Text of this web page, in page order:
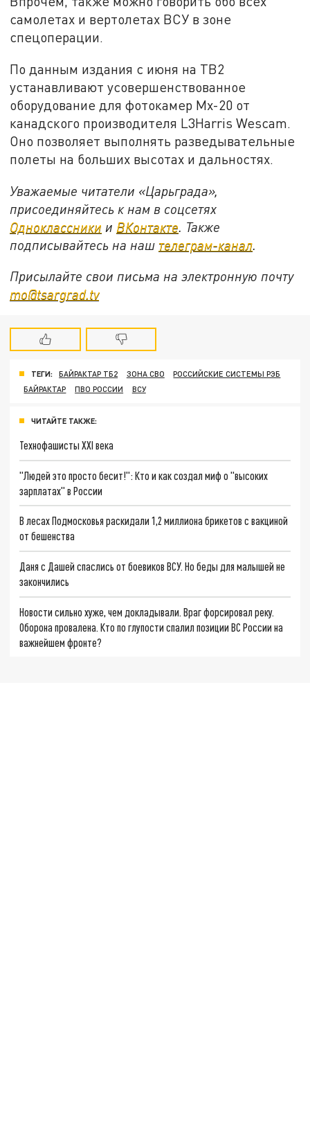
самолетах и вертолетах ВСУ в зоне
спецоперации.
По данным издания с июня на TB2
устанавливают усовершенствованное
оборудование для фотокамер Mx-20 от
канадского производителя L3Harris Wescam.
Оно позволяет выполнять разведывательные
полеты на больших высотах и дальностях.
Уважаемые читатели «Царьграда»,
присоединяйтесь к нам в соцсетях
Одноклассники и ВКонтакте . Также
подписывайтесь на наш телеграм-канал
Присылайте свои письма на электронную почту
mo@tsargrad.tv
ТЕГИ: БАЙРАКТАР ТБ2 ЗОНА СВО
РОССИЙСКИЕ СИСТЕМЫ РЭБ
БАЙРАКТАР
ПВО РОССИИ ВСУ
ЧИТАЙТЕ ТАКЖЕ:
Технофашисты XXI века
"Людей это просто бесит!": Кто и как создал миф о "высоких
зарплатах" в России
В лесах Подмосковья раскидали 1,2 миллиона брикетов с вакциной
от бешенства
Даня с Дашей спаслись от боевиков ВСУ. Но беды для малышей не
закончились
Новости сильно хуже, чем докладывали. Враг форсировал реку.
Оборона провалена. Кто по глупости спалил позиции ВС России на
важнейшем фронте?